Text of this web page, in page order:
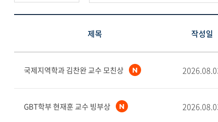
제목 작성일
국제지역학과 김찬완 교수 모친상
GBT학부 현재훈 교수 빙부상